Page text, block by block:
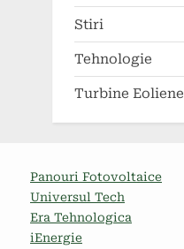
Stiri
Tehnologie
Turbine Eoliene
Panouri Fotovoltaice
Universul Tech
Era Tehnologica
iEnergie